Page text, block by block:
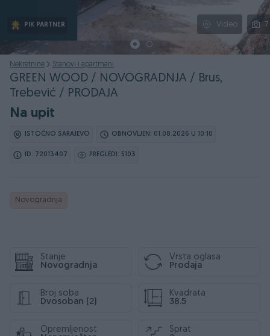
PIK PARTNER Video 7
Nekretnine Stanovi i apartmani
GREEN WOOD / NOVOGRADNJA / Brus,
Trebević / PRODAJA
Na upit
ISTOČNO SARAJEVO OBNOVLJEN: 01.08.2026 U 10:10
ID: 72013407 PREGLEDI: 5103
Novogradnja
Stanje
Novogradnja
Vrsta oglasa
Prodaja
Broj soba
Dvosoban (2)
Kvadrata
38.5
Opremljenost
Sprat